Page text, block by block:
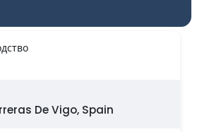
De Vigo, Spain